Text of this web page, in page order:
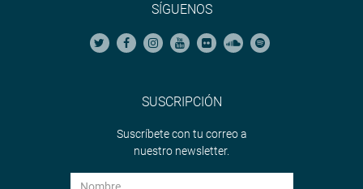
SÍGUENOS
SUSCRIPCIÓN
Suscríbete con tu correo a
nuestro newsletter.